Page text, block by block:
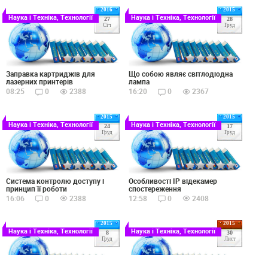
2016
27
Січ
Наука і Техніка, Технології
Заправка картриджів для
лазерних принтерів
08:25
0 2388
2015
28
Груд
Наука і Техніка, Технології
Що собою являє світлодіодна
лампа
16:20
0 2367
2015
24
Груд
Наука і Техніка, Технології
Система контролю доступу і
принцип її роботи
16:06
0 2388
2015
17
Груд
Наука і Техніка, Технології
Особливості IP відекамер
спостереження
12:58
0 2408
2015
8
Груд
Наука і Техніка, Технології
2015
30
Лист
Наука і Техніка, Технології